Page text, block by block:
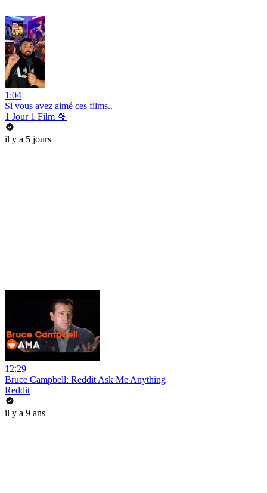
1:04
Si vous avez aimé ces films..
1 Jour 1 Film 🍿
il y a 5 jours
12:29
Bruce Campbell: Reddit Ask Me Anything
Reddit
il y a 9 ans